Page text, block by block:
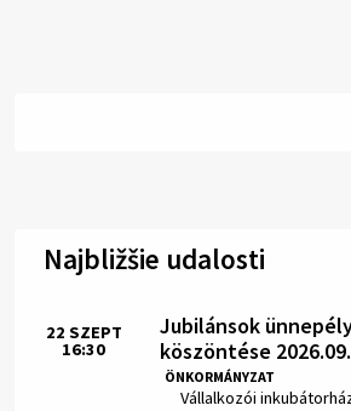
Najbližšie udalosti
Jubilánsok
köszöntése
ÖNKORMÁNYZAT
Hely:
Vállalkozói
Idő:
22 SZEPT
16:30